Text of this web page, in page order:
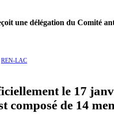
une délégation du Comité
REN-LAC
le 17
composé de 14